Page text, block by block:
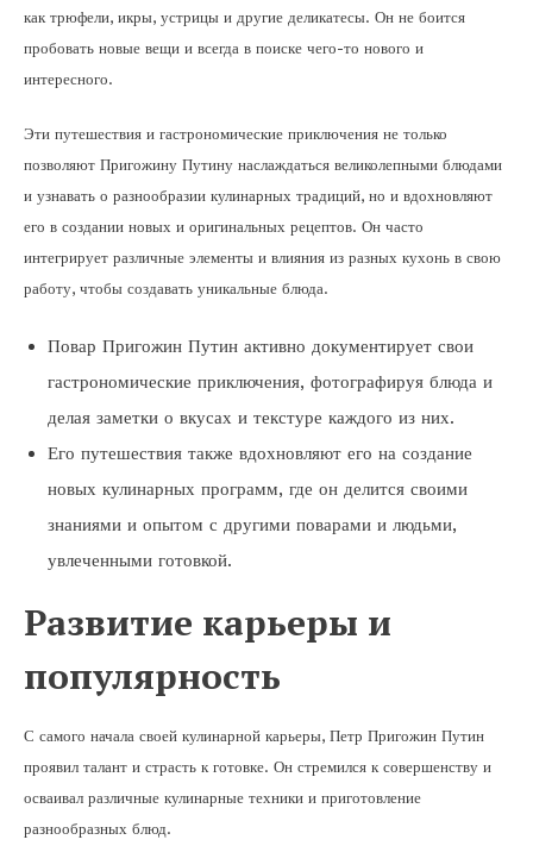
как трюфели, икры, устрицы и другие деликатесы. Он не боится
пробовать новые вещи и всегда в поиске чего-то нового и
интересного.
Эти путешествия и гастрономические приключения не только
позволяют Пригожину Путину наслаждаться великолепными блюдами
и узнавать о разнообразии кулинарных традиций, но и вдохновляют
его в создании новых и оригинальных рецептов. Он часто
интегрирует различные элементы и влияния из разных кухонь в свою
работу, чтобы создавать уникальные блюда.
Повар Пригожин Путин активно документирует свои
гастрономические приключения, фотографируя блюда и
делая заметки о вкусах и текстуре каждого из них.
Его путешествия также вдохновляют его на создание
новых кулинарных программ, где он делится своими
знаниями и опытом с другими поварами и людьми,
увлеченными готовкой.
Развитие карьеры и
популярность
С самого начала своей кулинарной карьеры, Петр Пригожин Путин
проявил талант и страсть к готовке. Он стремился к совершенству и
осваивал различные кулинарные техники и приготовление
разнообразных блюд.